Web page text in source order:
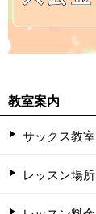
教室案内
サックス教室
レッスン場所